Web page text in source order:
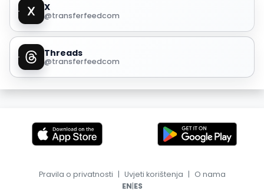
X
@transferfeedcom
Threads
@transferfeedcom
Pravila o privatnosti | Uvjeti korištenja | O nama
EN|ES